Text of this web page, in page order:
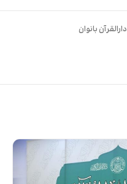
دارالقرآن بانوان